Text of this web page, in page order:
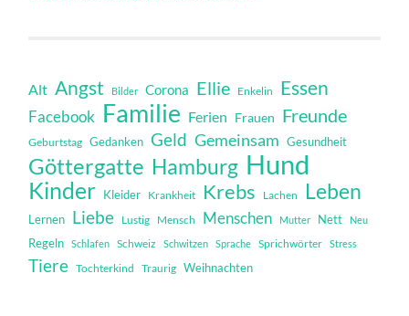
Alt Angst Bilder Corona Ellie Enkelin Essen
Facebook Familie Ferien Frauen Freunde
Geburtstag Gedanken Geld Gemeinsam Gesundheit
Göttergatte Hamburg Hund
Kinder Kleider Krankheit Krebs Lachen Leben
Lernen Liebe Lustig Mensch Menschen Mutter Nett Neu
Regeln Schlafen Schweiz Schwitzen Sprache Sprichwörter Stress
Tiere Tochterkind Traurig Weihnachten